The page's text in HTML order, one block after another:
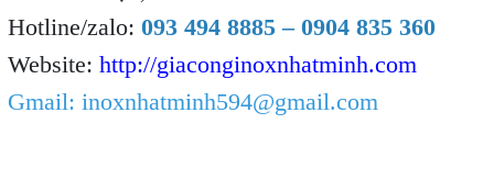
Hotline/zalo: 093 494 8885 – 0904 835 360
Website: http://giaconginoxnhatminh.com
Gmail: inoxnhatminh594@gmail.com